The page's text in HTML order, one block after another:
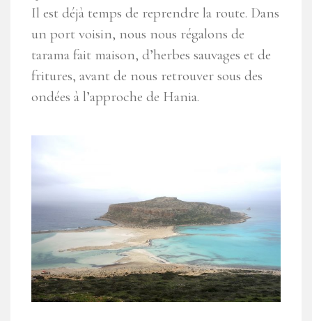
Il est déjà temps de reprendre la route. Dans
un port voisin, nous nous régalons de
tarama fait maison, d’herbes sauvages et de
fritures, avant de nous retrouver sous des
ondées à l’approche de Hania.